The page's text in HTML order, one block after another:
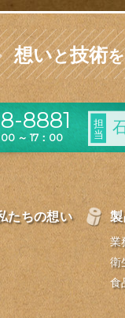
想いと技術を
8881
～ 17：00
担
当
たちの想い
業
衛
食